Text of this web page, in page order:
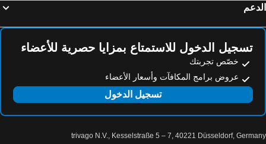
تسجيل الدخول للاستمتاع بمزايا حصرية للأعضاء
خصّص تجربتك
عروض برامج المكافآت وأسعار الأعضاء
تسجيل الدخول
trivago N.V., Kesselstraße 5 – 7, 40221 Düsseldorf,